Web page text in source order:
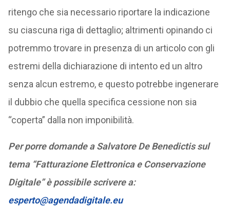
ritengo che sia necessario riportare la indicazione
su ciascuna riga di dettaglio; altrimenti opinando ci
potremmo trovare in presenza di un articolo con gli
estremi della dichiarazione di intento ed un altro
senza alcun estremo, e questo potrebbe ingenerare
il dubbio che quella specifica cessione non sia
“coperta” dalla non imponibilità.
Per porre domande a Salvatore De Benedictis sul
tema “Fatturazione Elettronica e Conservazione
Digitale” è possibile scrivere a:
esperto@agendadigitale.eu